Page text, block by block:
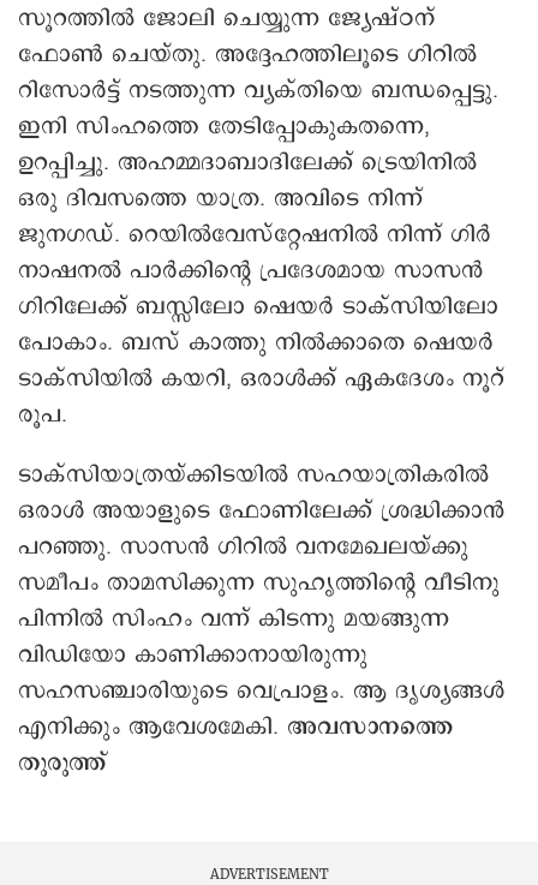
സൂറത്തിൽ ജോലി ചെയ്യുന്ന ജ്യേഷ്ഠന്
ഫോൺ ചെയ്തു. അദ്ദേഹത്തിലൂടെ ഗിറിൽ
റിസോർട്ട് നടത്തുന്ന വ്യക്തിയെ ബന്ധപ്പെട്ടു.
ഇനി സിംഹത്തെ തേടിപ്പോകുകതന്നെ,
ഉറപ്പിച്ചു. അഹമ്മദാബാദിലേക്ക് ട്രെയിനിൽ
ഒരു ദിവസത്തെ യാത്ര. അവിടെ നിന്ന്
ജുനഗഡ്. റെയിൽവേസ്‌റ്റേഷനിൽ നിന്ന് ഗിർ
നാഷനൽ പാർക്കിന്റെ പ്രദേശമായ സാസൻ
ഗിറിലേക്ക് ബസ്സിലോ ഷെയർ ടാക്സിയിലോ
പോകാം. ബസ് കാത്തു നിൽക്കാതെ ഷെയർ
ടാക്സിയിൽ കയറി, ഒരാൾക്ക് ഏകദേശം നൂറ്
രൂപ.
ടാക്സിയാത്രയ്ക്കിടയിൽ സഹയാത്രികരിൽ
ഒരാൾ അയാളുടെ ഫോണിലേക്ക് ശ്രദ്ധിക്കാൻ
പറഞ്ഞു. സാസൻ ഗിറിൽ വനമേഖലയ്ക്കു
സമീപം താമസിക്കുന്ന സുഹൃത്തിന്റെ വീടിനു
പിന്നിൽ സിംഹം വന്ന് കിടന്നു മയങ്ങുന്ന
വിഡിയോ കാണിക്കാനായിരുന്നു
സഹസഞ്ചാരിയുടെ വെപ്രാളം. ആ ദൃശ്യങ്ങൾ
എനിക്കും ആവേശമേകി. അവസാനത്തെ
തുരുത്ത്
ADVERTISEMENT